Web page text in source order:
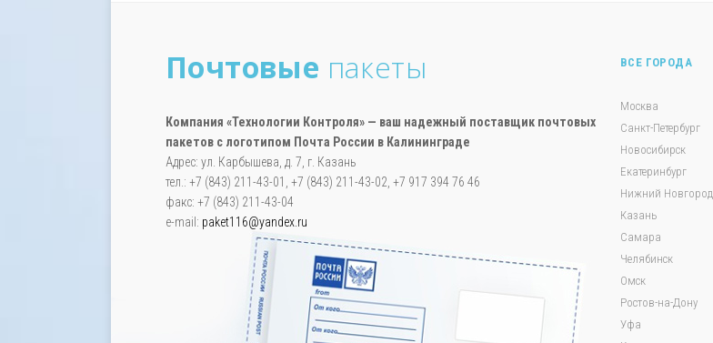
Почтовые пакеты
Компания «Технологии Контроля» — ваш надежный поставщик почтовых
пакетов с логотипом Почта России в Калининграде
Адрес: ул. Карбышева, д. 7, г. Казань
тел.: +7 (843) 211-43-01, +7 (843) 211-43-02, +7 917 394 76 46
факс: +7 (843) 211-43-04
e-mail: paket116@yandex.ru
ВСЕ ГОРОДА
Москва
Санкт-Петербург
Новосибирск
Екатеринбург
Нижний Новгород
Казань
Самара
Челябинск
Омск
Ростов-на-Дону
Уфа